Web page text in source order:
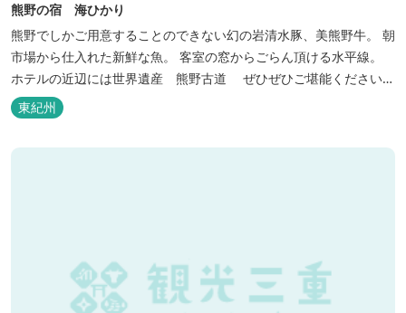
熊野の宿 海ひかり
熊野でしかご用意することのできない幻の岩清水豚、美熊野牛。 朝
市場から仕入れた新鮮な魚。 客室の窓からごらん頂ける水平線。
ホテルの近辺には世界遺産 熊野古道 ぜひぜひご堪能くださいま
せ。
東紀州